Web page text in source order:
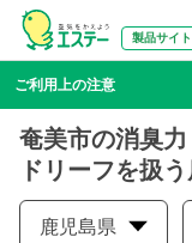
製品サイト
ご利用上の注意
奄美市の消臭
ドリーフを扱
鹿児島県